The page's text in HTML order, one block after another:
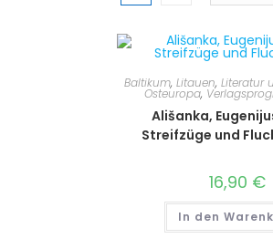
Baltikum, Litauen, Literatur
Osteuropa,
Ališanka,
Streifzüge und
16,90 €
In den